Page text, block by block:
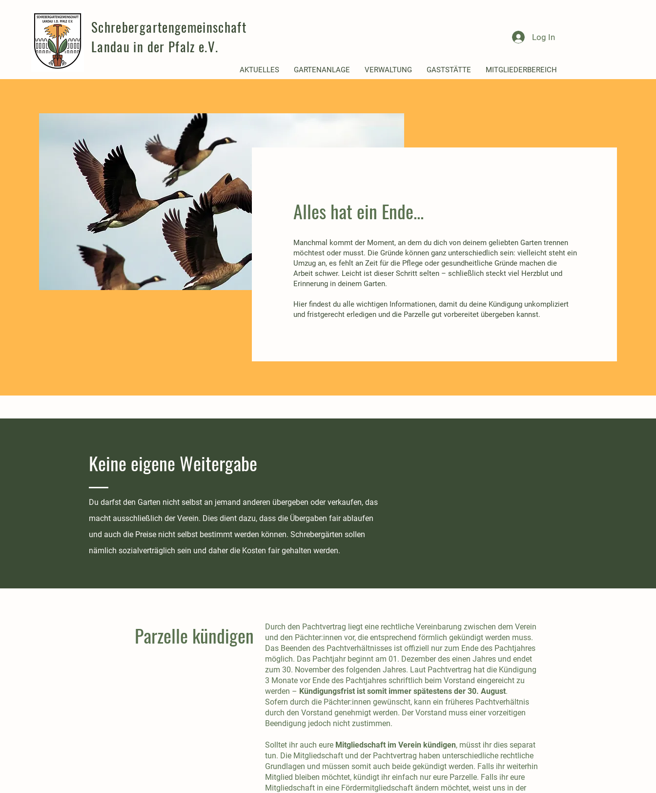
Schrebergartengemeinschaft
Landau in der Pfalz e.V.
Log In
AKTUELLES GARTENANLAGE VERWALTUNG GASTSTÄTTE MITGLIEDERBEREICH
Alles hat ein Ende...
Manchmal kommt der Moment, an dem du dich von deinem geliebten Garten trennen
möchtest oder musst. Die Gründe können ganz unterschiedlich sein: vielleicht steht ein
Umzug an, es fehlt an Zeit für die Pflege oder gesundheitliche Gründe machen die
Arbeit schwer. Leicht ist dieser Schritt selten – schließlich steckt viel Herzblut und
Erinnerung in deinem Garten.
Hier findest du alle wichtigen Informationen, damit du deine Kündigung unkompliziert
und fristgerecht erledigen und die Parzelle gut vorbereitet übergeben kannst.
Keine eigene Weitergabe
Du darfst den Garten nicht selbst an jemand anderen übergeben oder verkaufen, das
macht ausschließlich der Verein. Dies dient dazu, dass die Übergaben fair ablaufen
und auch die Preise nicht selbst bestimmt werden können. Schrebergärten sollen
nämlich sozialverträglich sein und daher die Kosten fair gehalten werden.
Parzelle kündigen
Durch den Pachtvertrag liegt eine rechtliche Vereinbarung zwischen dem Verein
und den Pächter:innen vor, die entsprechend förmlich gekündigt werden muss.
Das Beenden des Pachtverhältnisses ist offiziell nur zum Ende des Pachtjahres
möglich. Das Pachtjahr beginnt am 01. Dezember des einen Jahres und endet
zum 30. November des folgenden Jahres. Laut Pachtvertrag hat die Kündigung
3 Monate vor Ende des Pachtjahres schriftlich beim Vorstand eingereicht zu
werden – Kündigungsfrist ist somit immer spätestens der 30. August.
Sofern durch die Pächter:innen gewünscht, kann ein früheres Pachtverhältnis
durch den Vorstand genehmigt werden. Der Vorstand muss einer vorzeitigen
Beendigung jedoch nicht zustimmen.
Solltet ihr auch eure Mitgliedschaft im Verein kündigen, müsst ihr dies separat
tun. Die Mitgliedschaft und der Pachtvertrag haben unterschiedliche rechtliche
Grundlagen und müssen somit auch beide gekündigt werden. Falls ihr weiterhin
Mitglied bleiben möchtet, kündigt ihr einfach nur eure Parzelle. Falls ihr eure
Mitgliedschaft in eine Fördermitgliedschaft ändern möchtet, weist uns in der